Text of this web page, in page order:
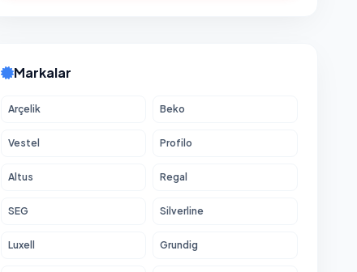
Markalar
Arçelik Beko
Vestel Profilo
Altus Regal
SEG Silverline
Luxell Grundig